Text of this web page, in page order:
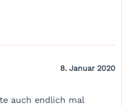
8. Januar 2020
auch endlich mal